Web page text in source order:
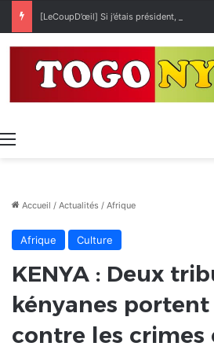
[LeCoupD’œil] Si j’étais président, ce que
Menu
Accueil / Actualités / Afrique
Afrique Culture
KENYA : Deux
kényanes
contre les crimes